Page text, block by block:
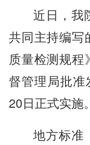
近日，我
共同主持编写
质量检测规
督管理局批准
20日正式实施。
地方标准